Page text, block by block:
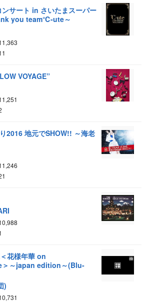
サート in さいたまスーパー
you team℃-ute～
VOYAGE”
2016 地元でSHOW!! ～海老
花様年華 on
～japan edition～(Blu-
)